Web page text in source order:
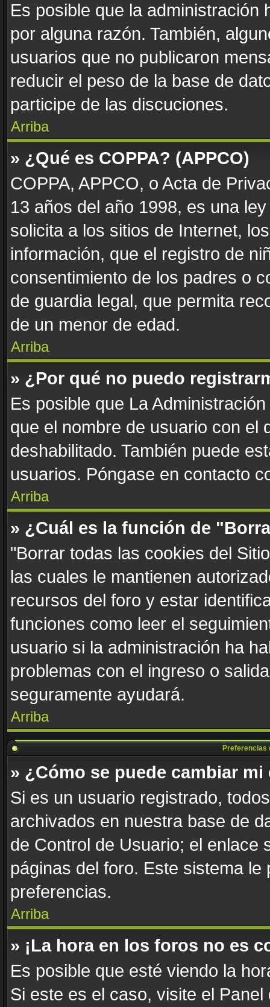
Es posible que la
por alguna razón. También,
usuarios que no publicaron
reducir el peso de la base de
participe de las discuciones.
Arriba
» ¿Qué es COPPA? (APPCO)
COPPA, APPCO, o Acta de
13 años del año 1998, es una
solicita a los sitios de Internet,
información, que el registro de
consentimiento de los padres o
de guardia legal, que permita
de un menor de edad.
Arriba
» ¿Por qué no puedo
Es posible que La
que el nombre de usuario con el
deshabilitado. También puede
usuarios. Póngase en contacto
Arriba
» ¿Cuál es la función de
"Borrar todas las cookies del
las cuales le mantienen
recursos del foro y estar
funciones como leer el
usuario si la administración ha
problemas con el ingreso o
seguramente ayudará.
Arriba
Preferencias
» ¿Cómo se puede cambiar
Si es un usuario registrado,
archivados en nuestra base de
de Control de Usuario; el enlace
páginas del foro. Este sistema
preferencias.
Arriba
» ¡La hora en los foros no es
Es posible que esté viendo la
Si este es el caso, visite el